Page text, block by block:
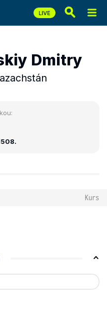
Dmitry
Kurs